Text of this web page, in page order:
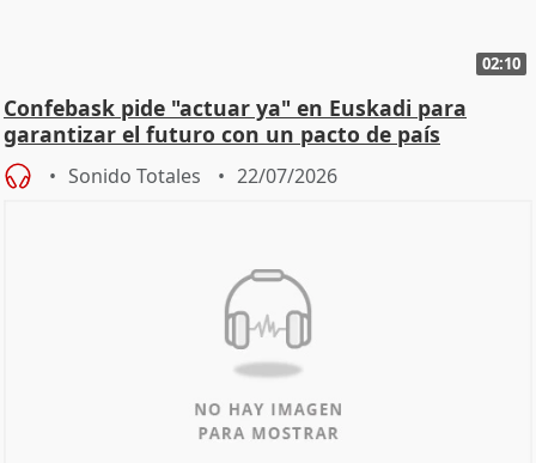
02:10
Confebask pide "actuar ya" en Euskadi para
garantizar el futuro con un pacto de país
Sonido Totales 22/07/2026